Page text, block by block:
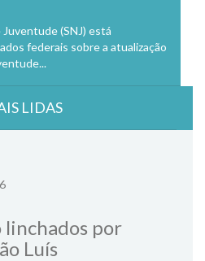
(SNJ) está
federais sobre a atualização
LIDAS
linchados por
Luís